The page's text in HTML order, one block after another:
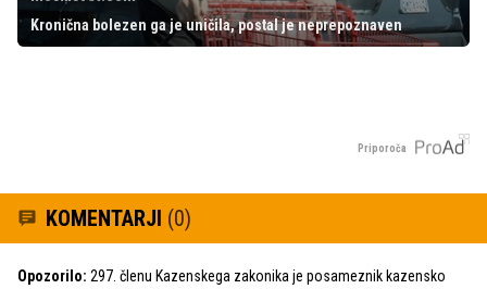
Kronična bolezen ga je uničila, postal je neprepoznaven
Priporoča
KOMENTARJI (0)
Opozorilo: 297. členu Kazenskega zakonika je posameznik kazensko